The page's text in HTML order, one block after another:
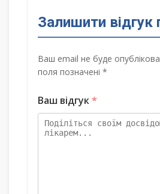
Залишити відгук
Ваш email не буде
поля позначені *
Ваш відгук*